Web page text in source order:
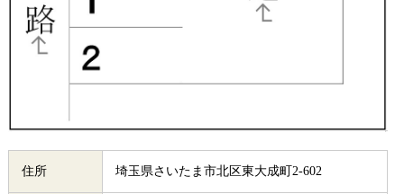
住所 埼玉県さいたま市北区東大成町2-602